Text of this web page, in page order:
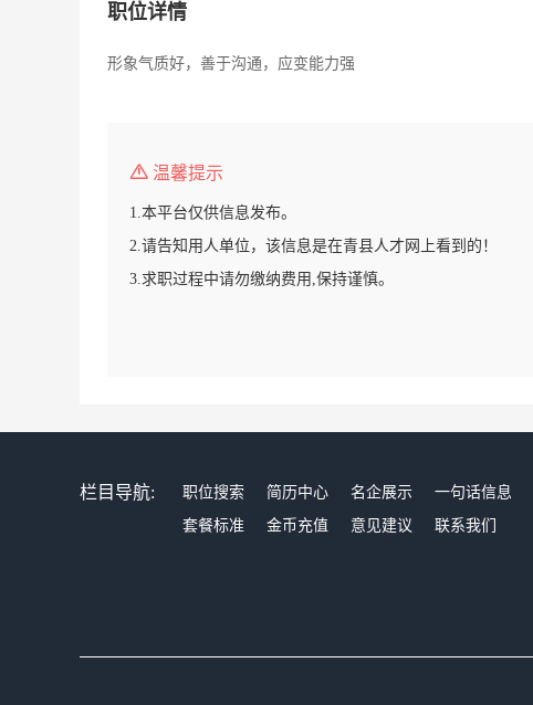
职位详情
形象气质好，善于沟通，应变能力强
温馨提示
1.本平台仅供信息发布。
2.请告知用人单位，该信息是在青县人才网上看到的！
3.求职过程中请勿缴纳费用,保持谨慎。
栏目导航: 职位搜索 简历中心 名企展示 一句话信息
套餐标准
金币充值 意见建议 联系我们